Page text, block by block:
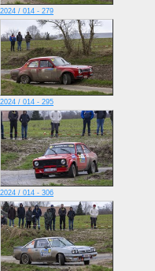
2024 / 014 - 279
2024 / 014 - 295
2024 / 014 - 306